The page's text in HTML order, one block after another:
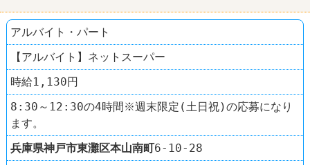
アルバイト・パート
【アルバイト】ネットスーパー
時給1,130円
8:30～12:30の4時間※週末限定(土日祝)の応募になり
ます。
兵庫県神戸市東灘区本山南町6-10-28